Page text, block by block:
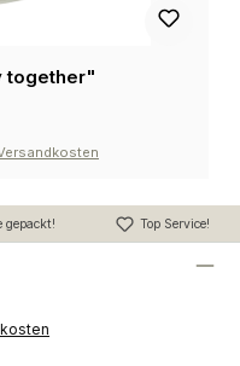
together"
gepackt! Top Service!